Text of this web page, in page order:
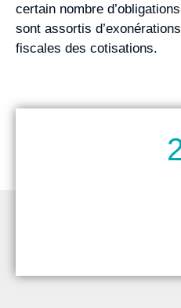
certain nombre
sont assortis
fiscales des cotisations.